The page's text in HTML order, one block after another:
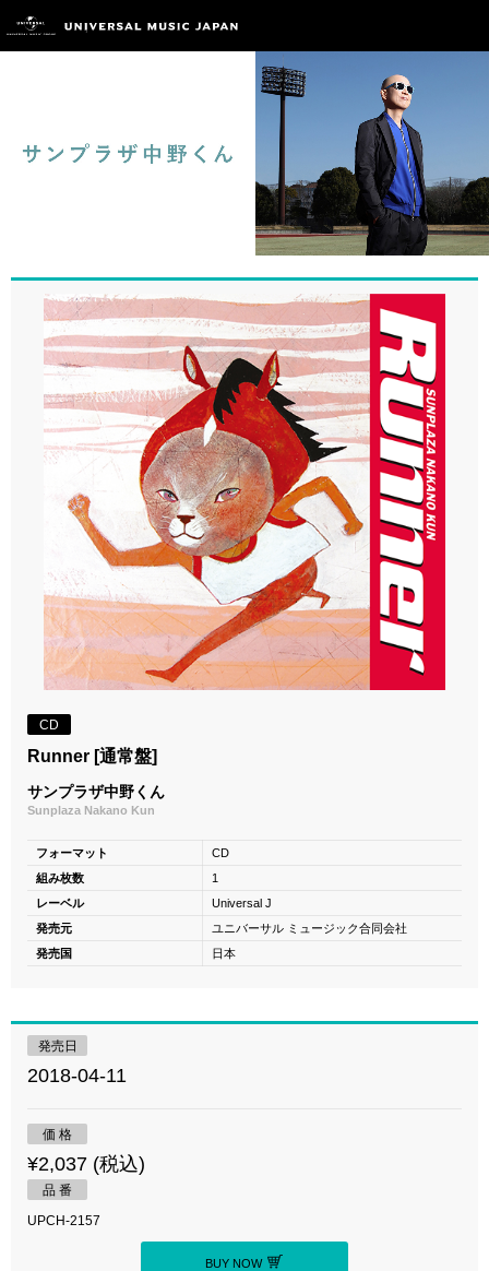
CD
Runner [通常盤]
サンプラザ中野くん
Sunplaza Nakano Kun
フォーマット
CD
組み枚数
1
レーベル
Universal J
発売元
ユニバーサル ミュージック合同会社
発売国
日本
発売日
2018-04-11
価 格
¥2,037 (税込)
品 番
UPCH-2157
BUY NOW